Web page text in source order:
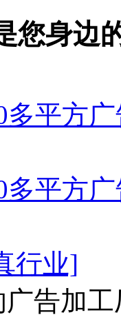
您身边
多平方
多平方
行业]
告加